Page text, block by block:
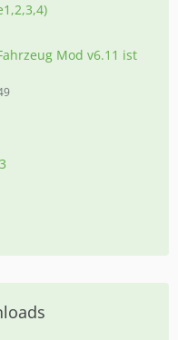
Mod v6.11 ist